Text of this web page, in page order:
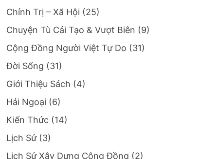
Chính Trị – Xã Hội (25)
Chuyện Tù Cải Tạo & Vượt Biên (9)
Cộng Đồng Người Việt Tự Do (31)
Đời Sống (31)
Giới Thiệu Sách (4)
Hải Ngoại (6)
Kiến Thức (14)
Lịch Sử(3)
Lịch Sử Xây Dựng Cộng Đồng (2)